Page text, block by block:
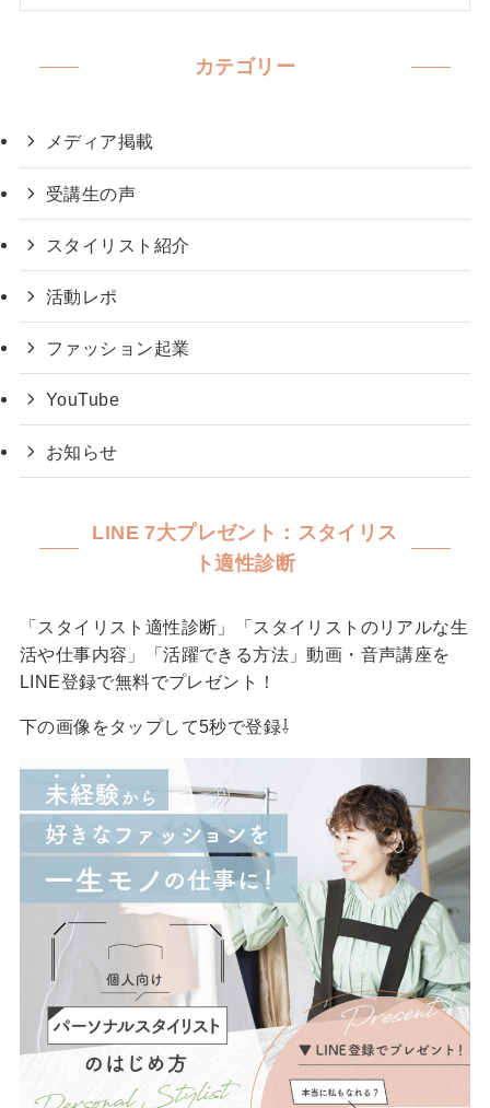
カテゴリー
メディア掲載
受講生の声
スタイリスト紹介
活動レポ
ファッション起業
YouTube
お知らせ
LINE 7大プレゼント：スタイリス
ト適性診断
「スタイリスト適性診断」「スタイリストのリアルな生
活や仕事内容」「活躍できる方法」動画・音声講座を
LINE登録で無料でプレゼント！
下の画像をタップして5秒で登録⇩